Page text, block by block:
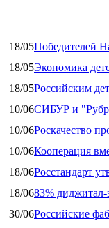
18/05Победителей
18/05Экономика
18/05Российским
10/06СИБУР и
10/06Роскачество
10/06Кооперация
18/06Росстандарт
18/0683%
30/06Российские